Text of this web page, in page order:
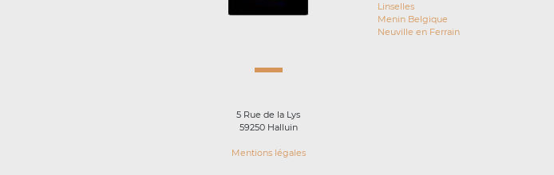
5 Rue de la Lys
59250 Halluin
Mentions légales
Linselles
Menin Belgique
Neuville en Ferrain